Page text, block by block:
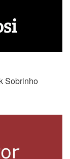
Sobrinho